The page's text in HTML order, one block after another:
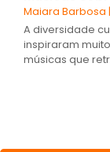
Maiara Barbosa
A diversidade
inspiraram
músicas que